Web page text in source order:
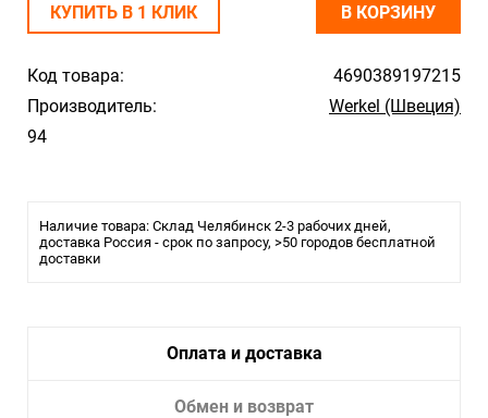
Код товара:
4690389197215
Производитель:
Werkel (Швеция)
94
Наличие товара: Склад Челябинск 2-3 рабочих дней,
доставка Россия - срок по запросу, >50 городов бесплатной
доставки
КУПИТЬ В 1 КЛИК В КОРЗИНУ
Оплата и доставка
Обмен и возврат